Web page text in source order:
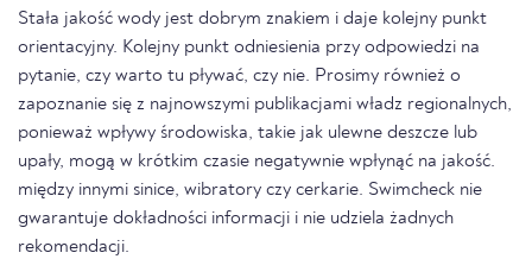
Stała jakość wody jest dobrym znakiem i daje kolejny punkt
orientacyjny. Kolejny punkt odniesienia przy odpowiedzi na
pytanie, czy warto tu pływać, czy nie. Prosimy również o
zapoznanie się z najnowszymi publikacjami władz regionalnych,
ponieważ wpływy środowiska, takie jak ulewne deszcze lub
upały, mogą w krótkim czasie negatywnie wpłynąć na jakość.
między innymi sinice, wibratory czy cerkarie. Swimcheck nie
gwarantuje dokładności informacji i nie udziela żadnych
rekomendacji.